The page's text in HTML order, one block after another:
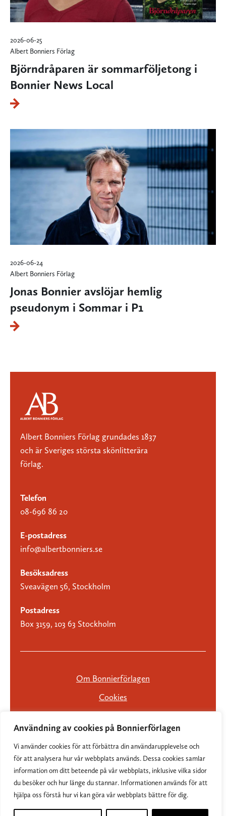
Användning av cookies på Bonnierförlagen
Vi använder cookies för att förbättra din användarupplevelse och
för att analysera hur vår webbplats används. Dessa cookies samlar
information om ditt beteende på vår webbplats, inklusive vilka sidor
du besöker och hur länge du stannar. Informationen används för att
hjälpa oss förstå hur vi kan göra vår webbplats bättre för dig.
2026-06-25
Albert Bonniers Förlag
Björndråparen är sommarföljetong i
Bonnier News Local
2026-06-24
Albert Bonniers Förlag
Jonas Bonnier avslöjar hemlig
pseudonym i Sommar i P1
Albert Bonniers Förlag grundades 1837
och är Sveriges största skönlitterära
förlag.
Telefon
08-696 86 20
E-postadress
info@albertbonniers.se
Besöksadress
Sveavägen 56, Stockholm
Postadress
Box 3159, 103 63 Stockholm
Om Bonnierförlagen
Cookies